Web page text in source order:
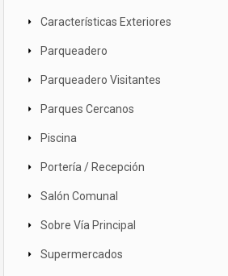
Características Exteriores
Parqueadero
Parqueadero Visitantes
Parques Cercanos
Piscina
Portería / Recepción
Salón Comunal
Sobre Vía Principal
Supermercados